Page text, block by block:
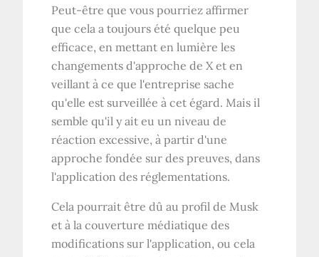
Peut-être que vous pourriez affirmer
que cela a toujours été quelque peu
efficace, en mettant en lumière les
changements d'approche de X et en
veillant à ce que l'entreprise sache
qu'elle est surveillée à cet égard. Mais il
semble qu'il y ait eu un niveau de
réaction excessive, à partir d'une
approche fondée sur des preuves, dans
l'application des réglementations.
Cela pourrait être dû au profil de Musk
et à la couverture médiatique des
modifications sur l'application, ou cela